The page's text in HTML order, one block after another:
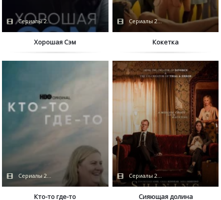
Сериалы 2022
Хорошая Сэм
Сериалы 2022 / HBO
Кокетка
Сериалы 2022 / HBO
Кто-то где-то
Сериалы 2022
Сияющая долина